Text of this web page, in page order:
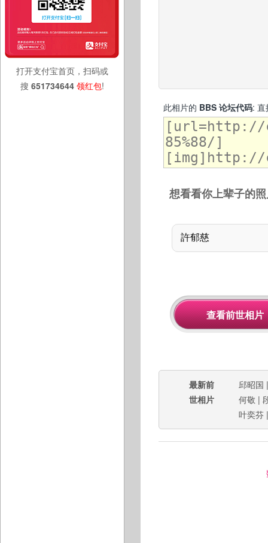
打开支付宝首页，扫码或
搜 651734644 领红包!
此相片的 BBS 论坛代码: 直
想看看你上辈子的
最新前
世相片
邱昭国
何敬 |
叶奕芬